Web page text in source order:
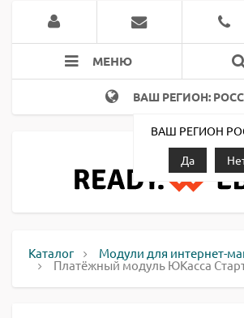
МЕНЮ
ВАШ РЕГИОН:
ВАШ РЕГИОН
Да
Каталог Модули для интернет-
Платёжный модуль ЮКасса